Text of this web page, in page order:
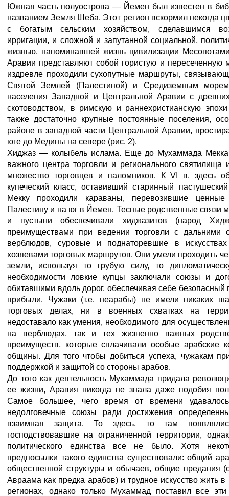
Южная часть полуострова — Йемен был известен в
названием Земля Шеба. Этот регион вскормил некогда
с богатым сельским хозяйством, сделавшимся
ирригации, и сложной и запутанной социальной,
жизнью, напоминавшей жизнь цивилизации
Аравии представляют собой гористую и пересеченную
издревле проходили сухопутные маршруты,
Святой Землей (Палестиной) и Средиземным
населения Западной и Центральной Аравии с
скотоводством, в римскую и раннехристианскую
также достаточно крупные постоянные поселения,
районе в западной части Центральной Аравии,
юге до Медины на севере (рис. 2).
Хиджаз — колыбель ислама. Еще до Мухаммада Мекка
важного центра торговли и регионального святилища
множество торговцев и паломников. К VI в. здесь
купеческий класс, оставивший старинный
Мекку проходили караваны, перевозившие
Палестину и на юг в Йемен. Тесные родственные связи
и пустыни обеспечивали хиджазитов (народ
преимуществами при ведении торговли с дальними
верблюдов, суровые и поднаторевшие в
хозяевами торговых маршрутов. Они умели проходить
земли, используя то грубую силу, то
необходимости ловкие купцы заключали союзы и
обитавшими вдоль дорог, обеспечивая себе
прибыли. Чужаки (т.е. неарабы) не имели никаких
торговых делах, ни в военных схватках на
недоставало как умения, необходимого для
на верблюдах, так и тех жизненно важных
преимуществ, которые сплачивали особые арабские
общины. Для того чтобы добиться успеха, чужакам
поддержкой и защитой со стороны арабов.
До того как деятельность Мухаммада придала
ее жизни, Аравия никогда не знала даже подобия
Самое большее, чего время от времени
недолговечные союзы ради достижения
взаимная защита. То здесь, то там
господствовавшие на ограниченной территории,
политического единства все не было. Хотя
предпосылки такого единства существовали: общий
общественной структуры и обычаев, общие предания
Авраама как предка арабов) и трудное искусство жить
регионах, однако только Мухаммад поставил все